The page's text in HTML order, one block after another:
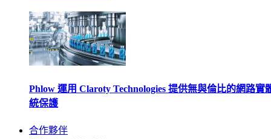
Phlow 運用 Claroty Technologies 提供無與倫比的網路實
統保護
合作夥伴